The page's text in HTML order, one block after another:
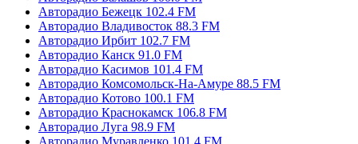
Авторадио Бежецк 102.4 FM
Авторадио Владивосток 88.3 FM
Авторадио Ирбит 102.7 FM
Авторадио Канск 91.0 FM
Авторадио Касимов 101.4 FM
Авторадио Комсомольск-На-Амуре 88.5 FM
Авторадио Котово 100.1 FM
Авторадио Краснокамск 106.8 FM
Авторадио Луга 98.9 FM
Авторадио Муравленко 101.4 FM